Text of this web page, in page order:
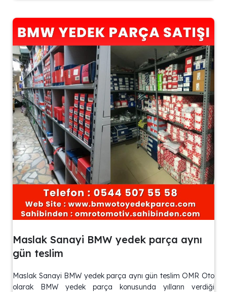
Maslak Sanayi BMW yedek parça aynı
gün teslim
Maslak Sanayi BMW yedek parça aynı gün teslim OMR Oto
olarak BMW yedek parça konusunda yılların verdiği